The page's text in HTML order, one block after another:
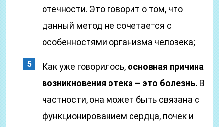
отечности. Это говорит о том, что
данный метод не сочетается с
особенностями организма человека;
Как уже говорилось, основная причина
возникновения отека – это болезнь. В
частности, она может быть связана с
функционированием сердца, почек и